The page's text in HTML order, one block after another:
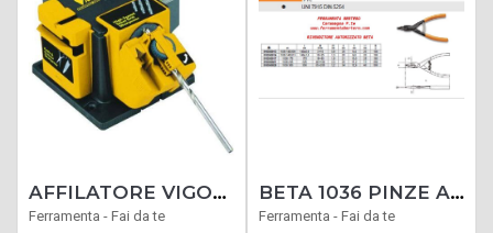
AFFILATORE VIGOR UNIVERSALE PER FORBICI-PUNTE-COLTELLI
Ferramenta - Fai da te
BETA 1036 PINZE A BECCHI DIRITTI PER ANELLI ELASTICI SEEGER DI SICUREZZA PER ALBERI MANICI RICOPERTI IN PVC
Ferramenta - Fai da te